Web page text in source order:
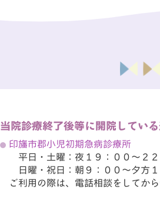
当院診療終了後等に開院してい
印旛市郡小児初期急病診療所
平日・土曜：夜１９：００～２２
日曜・祝日：朝９：００～夕方
ご利用の際は、電話相談をしてか